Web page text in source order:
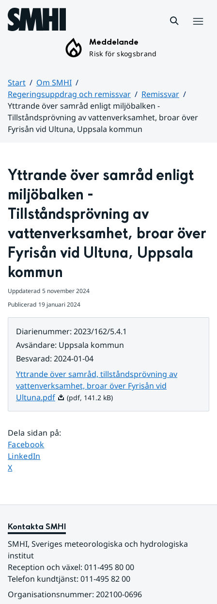
Hoppa till sidans innehåll
Meddelande
Risk för skogsbrand
Start
Om SMHI
Regeringsuppdrag och remissvar
Remissvar
Yttrande över samråd enligt miljöbalken -
Tillståndsprövning av vattenverksamhet, broar över
Fyrisån vid Ultuna, Uppsala kommun
Yttrande över samråd enligt
miljöbalken -
Tillståndsprövning av
vattenverksamhet, broar över
Fyrisån vid Ultuna, Uppsala
kommun
Uppdaterad 5 november 2024
Publicerad 19 januari 2024
Diarienummer: 2023/162/5.4.1
Avsändare: Uppsala kommun
Besvarad: 2024-01-04
Yttrande över samråd, tillståndsprövning av
vattenverksamhet, broar över Fyrisån vid
Ultuna.pdfPdf, 141.2 kB.
(pdf, 141.2 kB)
Dela sidan på:
Dela sidan på
Facebook
Dela sidan på
LinkedIn
Dela sidan på
X
Kontakta SMHI
SMHI, Sveriges meteorologiska och hydrologiska
institut
Reception och växel: 011-495 80 00
Telefon kundtjänst: 011-495 82 00
Organisationsnummer: 202100-0696